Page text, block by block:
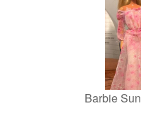
Barbie